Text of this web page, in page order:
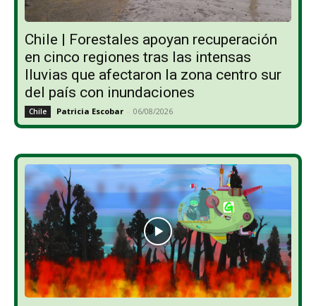
Chile | Forestales apoyan recuperación
en cinco regiones tras las intensas
lluvias que afectaron la zona centro sur
del país con inundaciones
Chile Patricia Escobar - 06/08/2026